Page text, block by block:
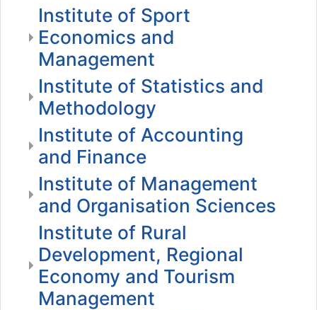
Institute of Sport
Economics and
Management
Institute of Statistics and
Methodology
Institute of Accounting
and Finance
Institute of Management
and Organisation Sciences
Institute of Rural
Development, Regional
Economy and Tourism
Management